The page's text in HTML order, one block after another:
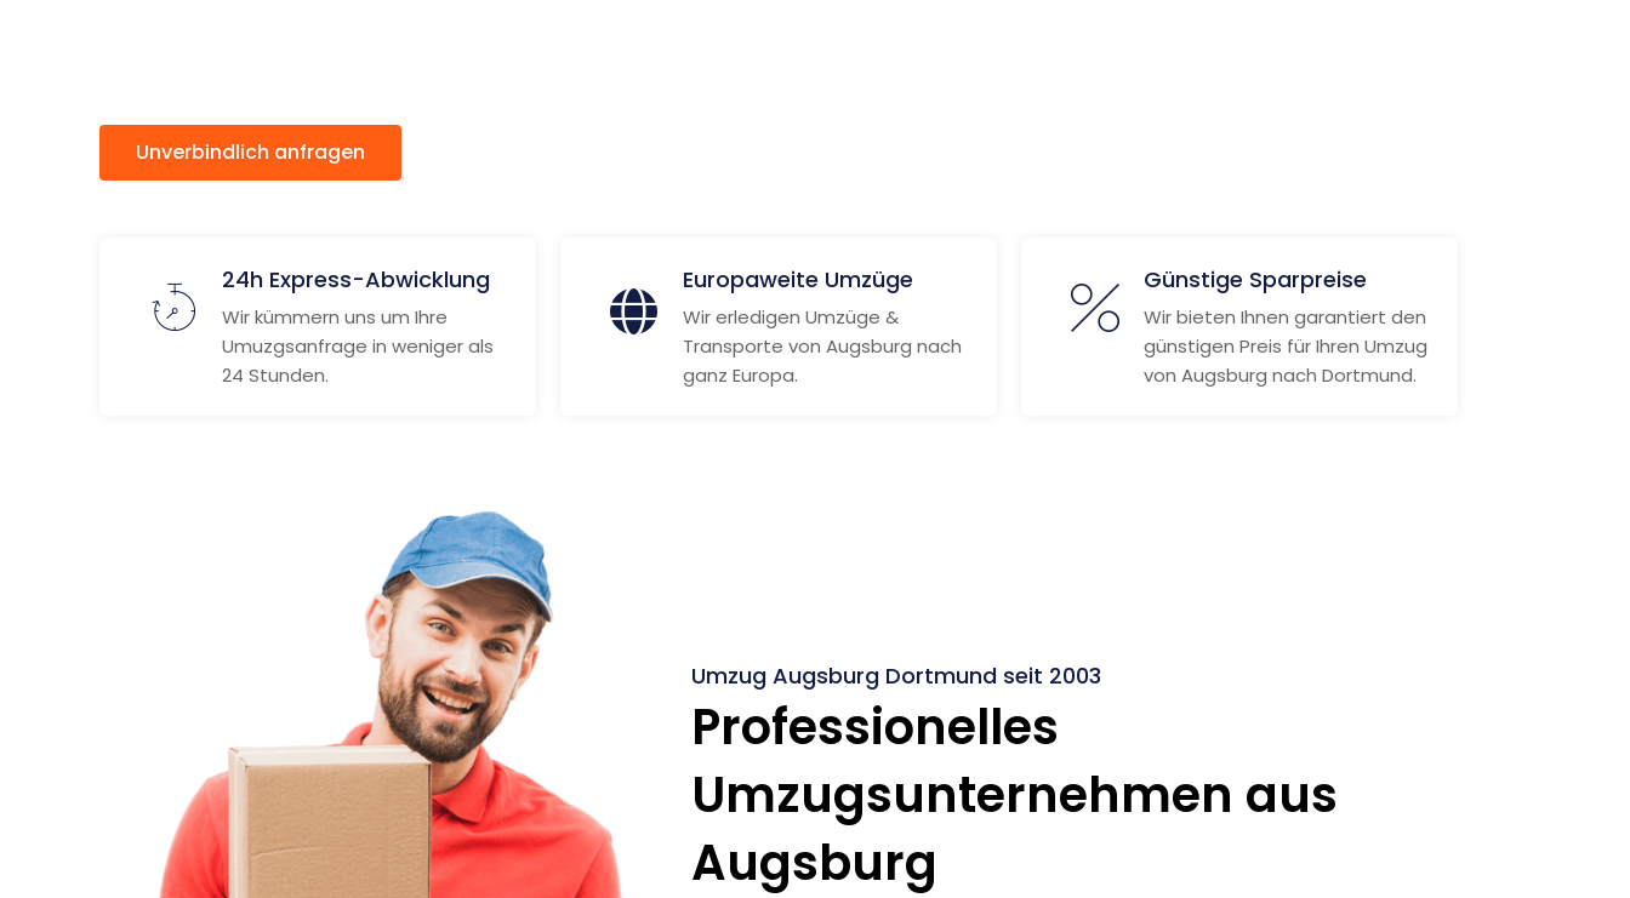
Unverbindlich anfragen
24h Express-Abwicklung
Wir kümmern uns um Ihre
Umuzgsanfrage in weniger als
24 Stunden.
Europaweite Umzüge
Wir erledigen Umzüge &
Transporte von Augsburg nach
ganz Europa.
Günstige Sparpreise
Wir bieten Ihnen garantiert den
günstigen Preis für Ihren Umzug
von Augsburg nach Dortmund.
Umzug Augsburg Dortmund seit 2003
Professionelles
Umzugsunternehmen aus
Augsburg